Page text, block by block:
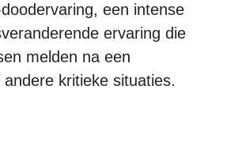
een intense
ervaring die
melden na een
kritieke situaties.